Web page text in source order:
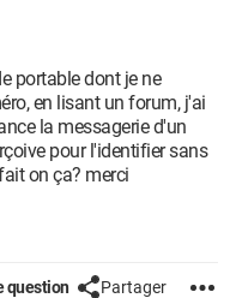
portable dont je ne
en lisant un forum, j'ai
la messagerie d'un
pour l'identifier sans
on ça? merci
question Partager